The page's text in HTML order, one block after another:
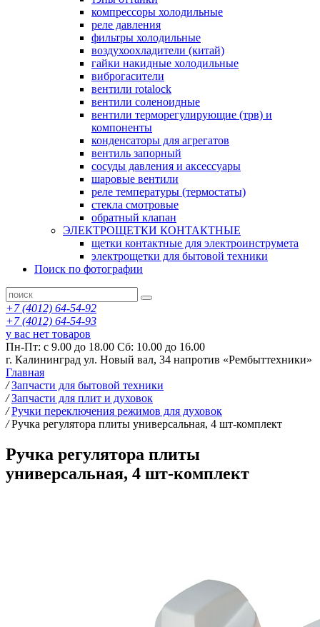
компрессоры холодильные
реле давления
фильтры холодильные
воздухоохладители (китай)
гайки накидные холодильные
виброгасители
вентили rotalock
вентили соленоидные
вентили терморегулирующие (трв) и
компоненты
конденсаторы для агрегатов
вентиль запорный
сосуды давления и аксессуары
шаровые вентили
реле температуры (термостаты)
стекла смотровые
обратный клапан
ЭЛЕКТРОЩЕТКИ КОНТАКТНЫЕ
щетки контактные для электроинструмета
электрощетки для бытовой техники
Поиск по фотографии
+7 (4012) 64-54-92
+7 (4012) 64-54-93
у вас нет товаров
Пн-Пт: с 9.00 до 18.00 Сб: 10.00 до 16.00
г. Калининград ул. Новый вал, 34 напротив «Рембыттехники»
Главная
/ Запчасти для бытовой техники
/ Запчасти для плит и духовок
/ Ручки переключения режимов для духовок
/ Ручка регулятора плиты универсальная, 4 шт-комплект
Ручка регулятора плиты
универсальная, 4 шт-комплект